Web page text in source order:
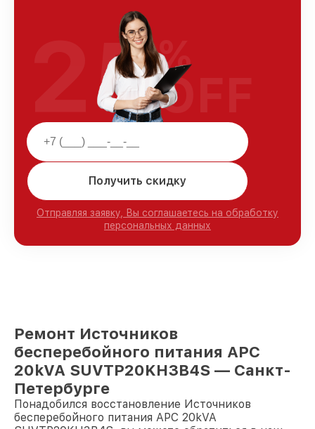
Получить скидку
Отправляя заявку, Вы соглашаетесь на обработку
персональных данных
25%
OFF
Ремонт Источников
бесперебойного питания APC
20kVA SUVTP20KH3B4S — Санкт-
Петербурге
Понадобился восстановление Источников
бесперебойного питания APC 20kVA